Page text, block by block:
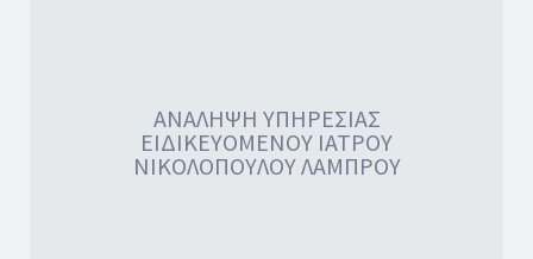
ΑΝΑΛΗΨΗ ΥΠΗΡΕΣΙΑΣ
ΕΙΔΙΚΕΥΟΜΕΝΟΥ ΙΑΤΡΟΥ
ΝΙΚΟΛΟΠΟΥΛΟΥ ΛΑΜΠΡΟΥ